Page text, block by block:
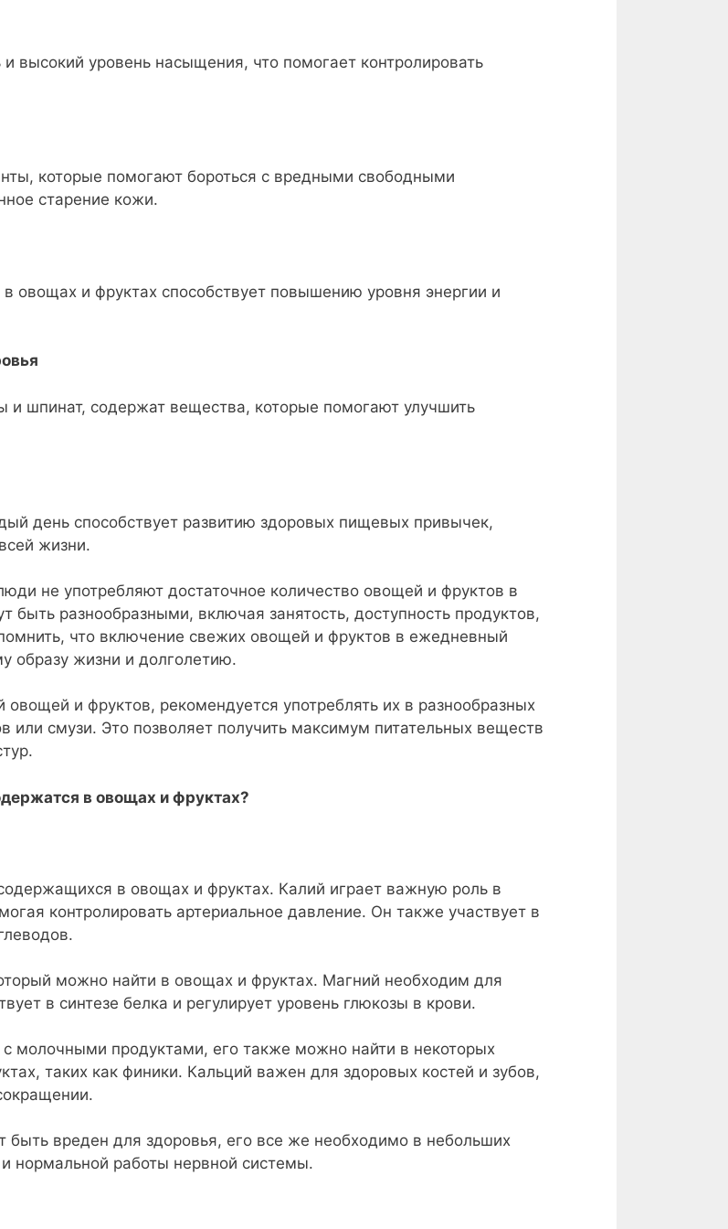
высокий уровень насыщения, что помогает контролировать
которые помогают бороться с вредными свободными
старение кожи.
овощах и фруктах способствует повышению уровня энергии и
шпинат, содержат вещества, которые помогают улучшить
день способствует развитию здоровых пищевых привычек,
жизни.
не употребляют достаточное количество овощей и фруктов в
быть разнообразными, включая занятость, доступность продуктов,
что включение свежих овощей и фруктов в ежедневный
образу жизни и долголетию.
и фруктов, рекомендуется употреблять их в разнообразных
смузи. Это позволяет получить максимум питательных веществ
в овощах и фруктах?
в овощах и фруктах. Калий играет важную роль в
контролировать артериальное давление. Он также участвует в
можно найти в овощах и фруктах. Магний необходим для
в синтезе белка и регулирует уровень глюкозы в крови.
с молочными продуктами, его также можно найти в некоторых
таких как финики. Кальций важен для здоровых костей и зубов,
быть вреден для здоровья, его все же необходимо в небольших
нормальной работы нервной системы.